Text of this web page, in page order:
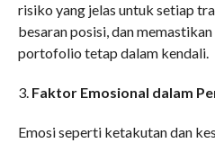
risiko yang jelas untuk setiap
besaran posisi, dan
portofolio tetap dalam kendali.
3. Faktor Emosional dalam
Emosi seperti ketakutan dan